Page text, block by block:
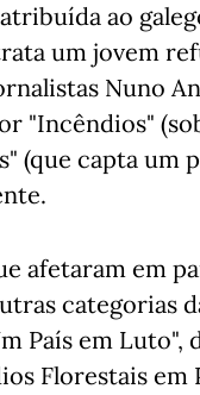
ao
um jovem
Nuno
"Incêndios"
(que capta
afetaram em
categorias
País em Luto",
Florestais em